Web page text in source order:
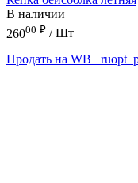
В наличии
26000 ₽ / Шт
Продать на WB